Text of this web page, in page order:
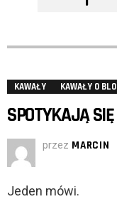
KAWAŁY KAWAŁY O
SPOTYKAJĄ
przez MARCIN
Jeden mówi.